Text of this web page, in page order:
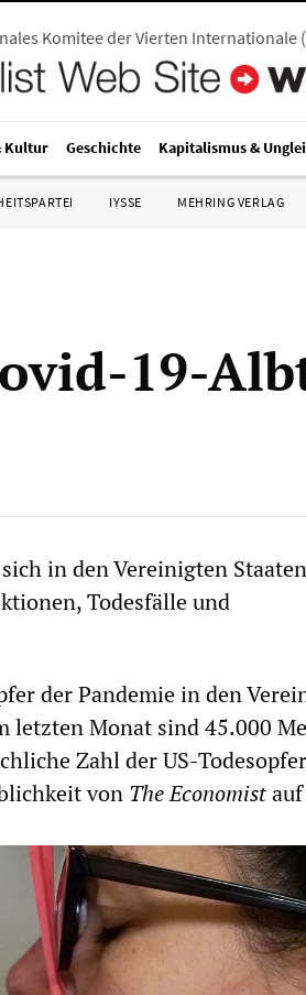
Komitee der Vierten Internationale (
Kultur Geschichte Kapitalismus &
IYSSE MEHRING VERLAG
19-
in den Vereinigten
Todesfälle und
der Pandemie in den
Monat sind 45.000
Zahl der US-
von The Economist